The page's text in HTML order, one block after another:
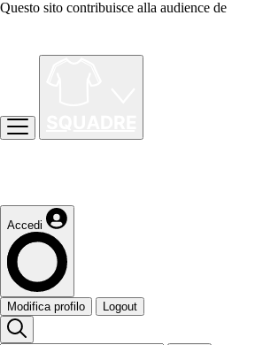
Questo sito contribuisce alla audience de
Accedi
Modifica profilo Logout